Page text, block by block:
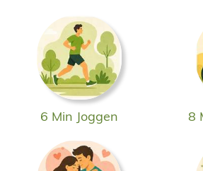
6 Min Joggen 8